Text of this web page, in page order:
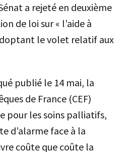
a rejeté en deuxième
de loi sur « l’aide à
le volet relatif aux
publié le 14 mai, la
de France (CEF)
pour les soins palliatifs,
d’alarme face à la
coûte que coûte la